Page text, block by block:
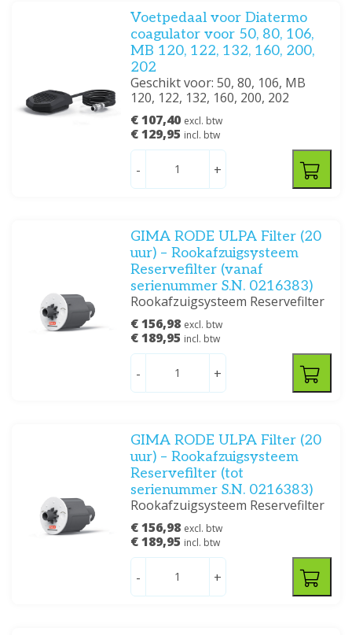
Voetpedaal voor Diatermo
coagulator voor 50, 80, 106,
MB 120, 122, 132, 160, 200,
202
Geschikt voor: 50, 80, 106, MB
120, 122, 132, 160, 200, 202
€ 107,40 excl. btw
€ 129,95 incl. btw
- +
GIMA RODE ULPA Filter (20
uur) – Rookafzuigsysteem
Reservefilter (vanaf
serienummer S.N. 0216383)
Rookafzuigsysteem Reservefilter
€ 156,98 excl. btw
€ 189,95 incl. btw
- +
GIMA RODE ULPA Filter (20
uur) – Rookafzuigsysteem
Reservefilter (tot
serienummer S.N. 0216383)
Rookafzuigsysteem Reservefilter
€ 156,98 excl. btw
€ 189,95 incl. btw
- +